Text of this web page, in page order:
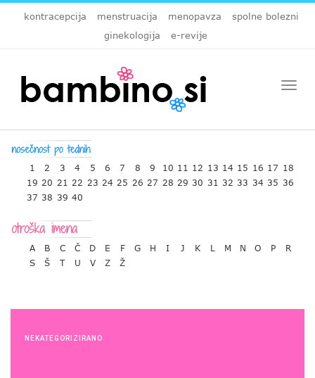
kontracepcija menstruacija menopavza
spolne bolezni
ginekologija
e-revije
1 2 3 4 5 6 7 8 9 10 11 12 13 14 15 16 17 18
19 20 21 22 23 24 25 26 27 28 29 30 31 32 33 34 35 36
37 38 39 40
A B C Č D E F G H I J K L M N O P
R
S
Š T U V Z Ž
NEKATEGORIZIRANO